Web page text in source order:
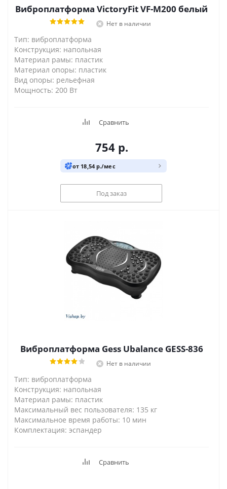
Виброплатформа VictoryFit VF-M200 белый
Нет в наличии
Тип: виброплатформа
Конструкция: напольная
Материал рамы: пластик
Материал опоры: пластик
Вид опоры: рельефная
Мощность: 200 Вт
Сравнить
754 р.
от 18,54 р./мес
Под заказ
Виброплатформа Gess Ubalance GESS-836
Нет в наличии
Тип: виброплатформа
Конструкция: напольная
Материал рамы: пластик
Максимальный вес пользователя: 135 кг
Максимальное время работы: 10 мин
Комплектация: эспандер
Сравнить